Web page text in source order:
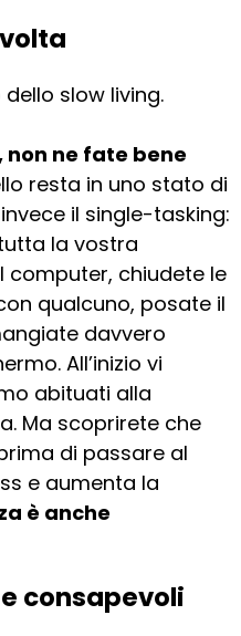
slow living.
ne fate bene
resta in uno stato di
il single-tasking:
la vostra
computer, chiudete le
qualcuno, posate il
davvero
All’inizio vi
abituati alla
Ma scoprirete che
di passare al
e aumenta la
è anche
consapevoli